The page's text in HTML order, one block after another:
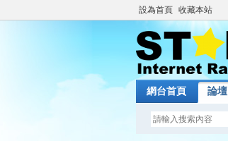
設為首頁 收藏本站
網台首頁 論壇